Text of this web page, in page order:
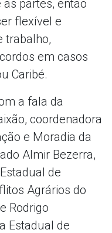
partes, então
flexível e
trabalho,
em casos
Caribé.
a fala da
coordenadora
e Moradia da
Almir Bezerra,
de
Agrários do
Rodrigo
Estadual de